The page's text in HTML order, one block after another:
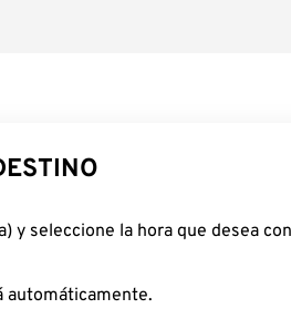
y seleccione la hora que desea
automáticamente.